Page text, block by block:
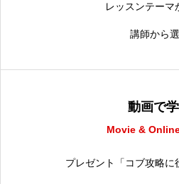
レッスンテーマ
講師から
動画で
Movie &
プレゼント「コブ攻略に